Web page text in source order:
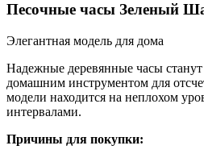
Песочные часы Зеленый
Элегантная модель для дома
Надежные деревянные часы
домашним инструментом для
модели находится на неплохом
интервалами.
Причины для покупки: